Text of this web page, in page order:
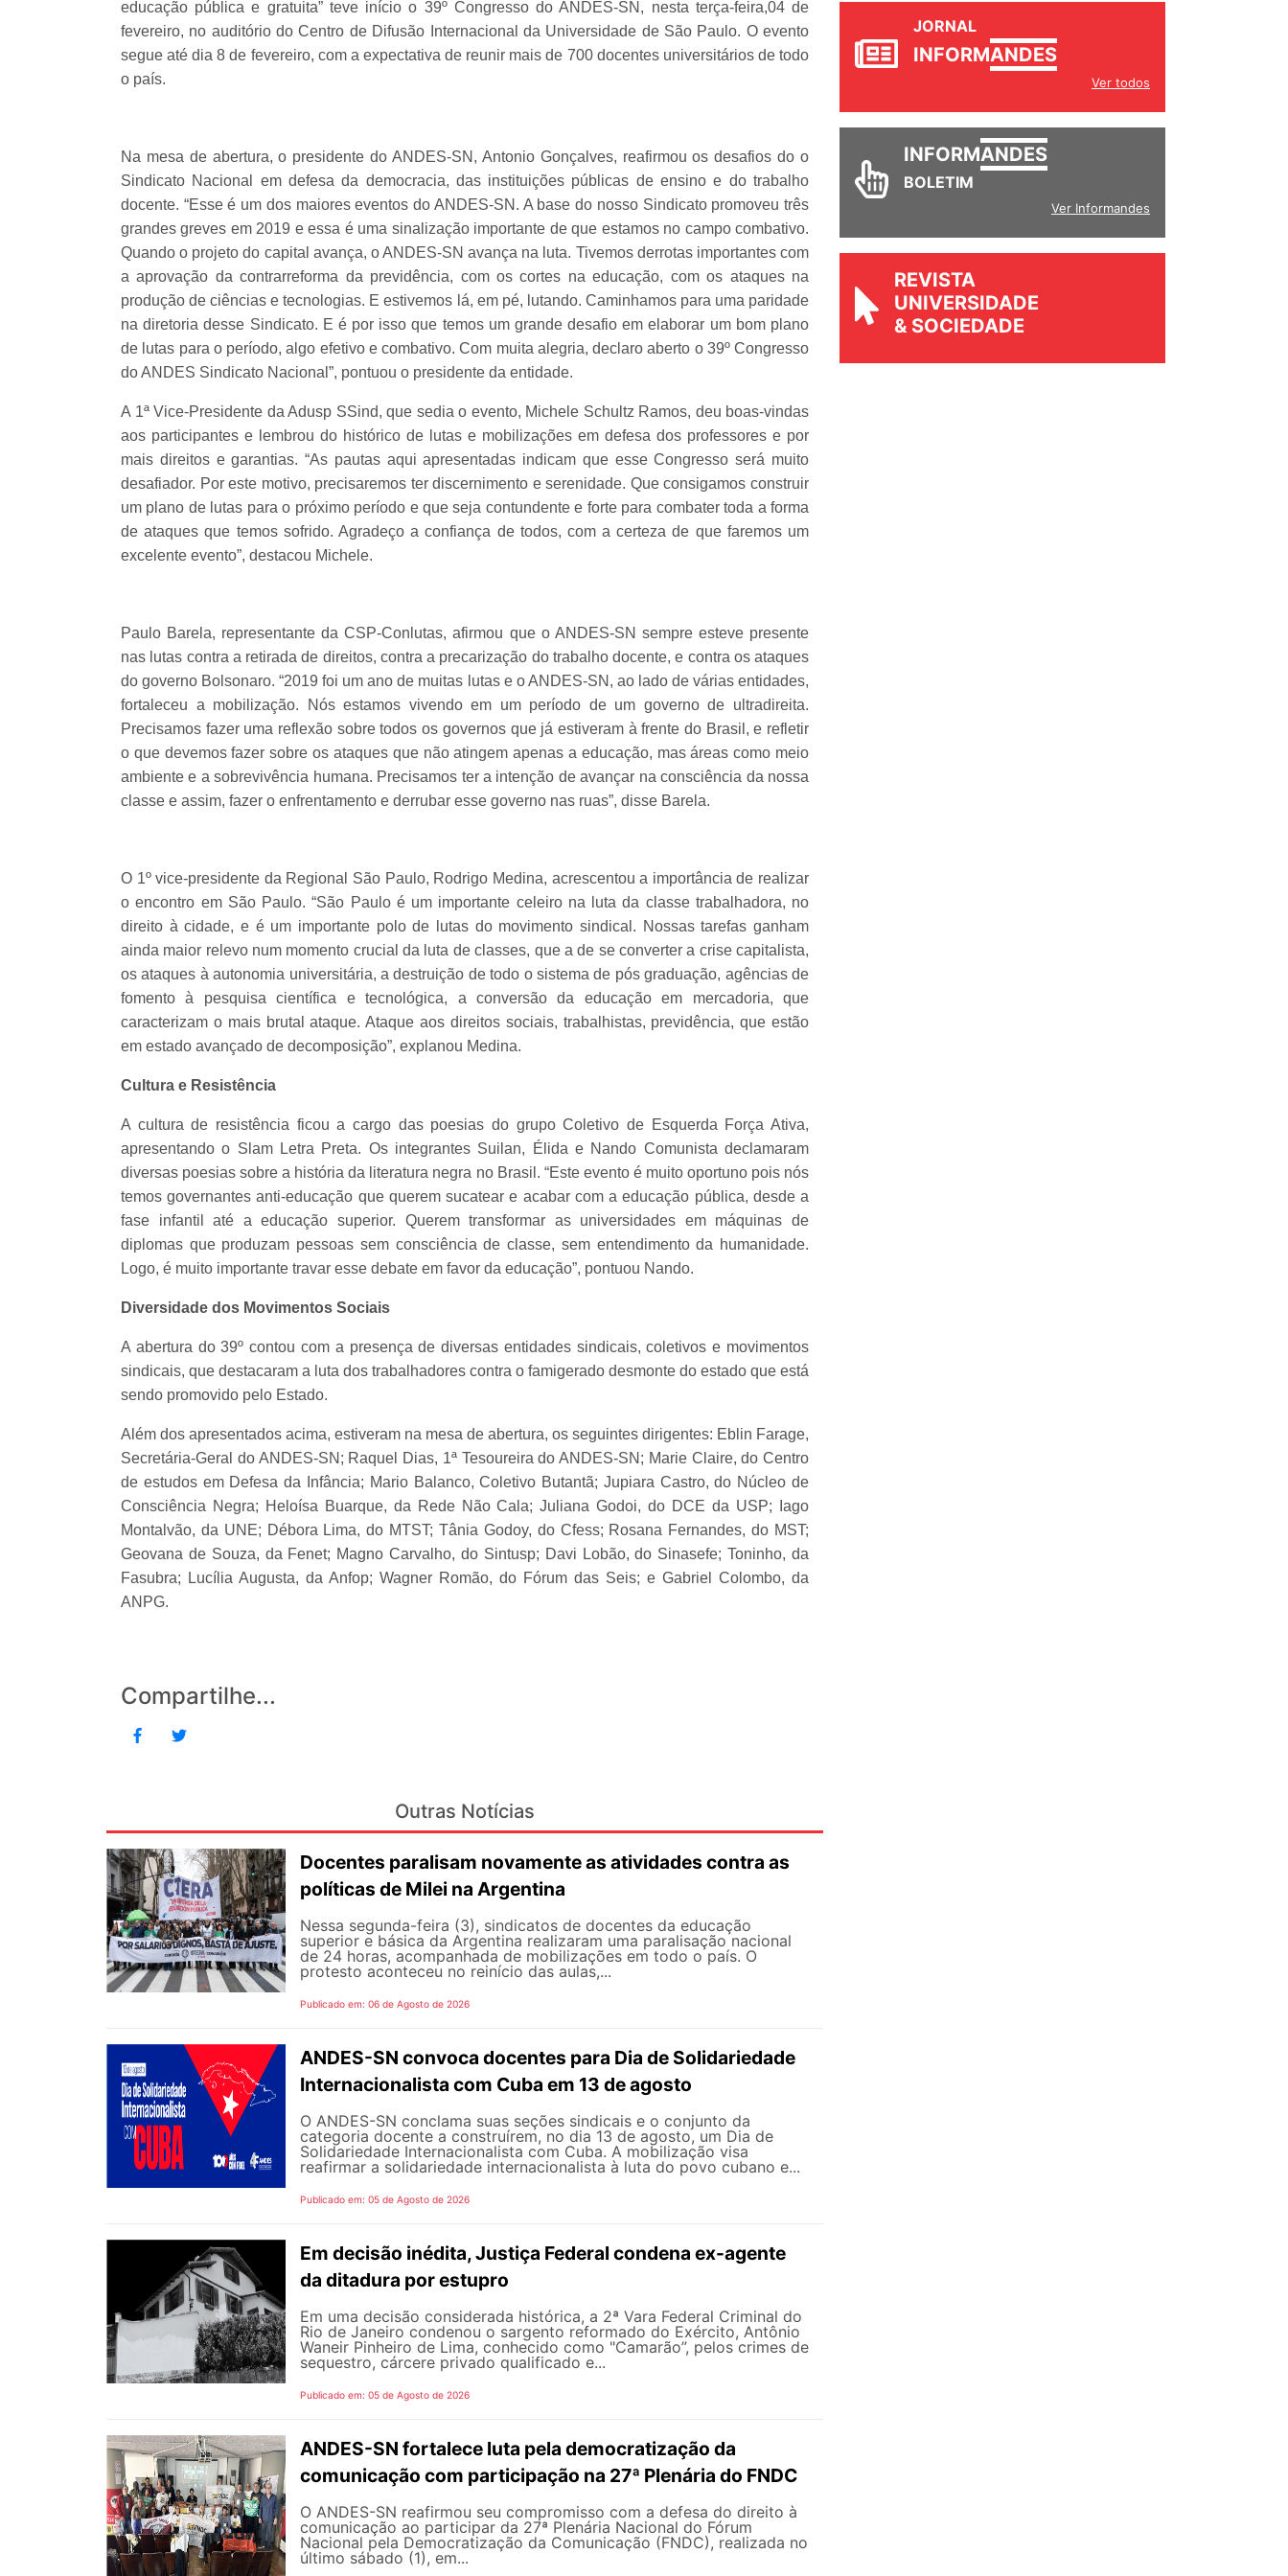
educação pública e gratuita” teve início o 39º Congresso do ANDES-SN, nesta terça-feira,04 de
fevereiro, no auditório do Centro de Difusão Internacional da Universidade de São Paulo. O evento
segue até dia 8 de fevereiro, com a expectativa de reunir mais de 700 docentes universitários de todo
o país.
Na mesa de abertura, o presidente do ANDES-SN, Antonio Gonçalves, reafirmou os desafios do o
Sindicato Nacional em defesa da democracia, das instituições públicas de ensino e do trabalho
docente. “Esse é um dos maiores eventos do ANDES-SN. A base do nosso Sindicato promoveu três
grandes greves em 2019 e essa é uma sinalização importante de que estamos no campo combativo.
Quando o projeto do capital avança, o ANDES-SN avança na luta. Tivemos derrotas importantes com
a aprovação da contrarreforma da previdência, com os cortes na educação, com os ataques na
produção de ciências e tecnologias. E estivemos lá, em pé, lutando. Caminhamos para uma paridade
na diretoria desse Sindicato. E é por isso que temos um grande desafio em elaborar um bom plano
de lutas para o período, algo efetivo e combativo. Com muita alegria, declaro aberto o 39º Congresso
do ANDES Sindicato Nacional”, pontuou o presidente da entidade.
A 1ª Vice-Presidente da Adusp SSind, que sedia o evento, Michele Schultz Ramos, deu boas-vindas
aos participantes e lembrou do histórico de lutas e mobilizações em defesa dos professores e por
mais direitos e garantias. “As pautas aqui apresentadas indicam que esse Congresso será muito
desafiador. Por este motivo, precisaremos ter discernimento e serenidade. Que consigamos construir
um plano de lutas para o próximo período e que seja contundente e forte para combater toda a forma
de ataques que temos sofrido. Agradeço a confiança de todos, com a certeza de que faremos um
excelente evento”, destacou Michele.
Paulo Barela, representante da CSP-Conlutas, afirmou que o ANDES-SN sempre esteve presente
nas lutas contra a retirada de direitos, contra a precarização do trabalho docente, e contra os ataques
do governo Bolsonaro. “2019 foi um ano de muitas lutas e o ANDES-SN, ao lado de várias entidades,
fortaleceu a mobilização. Nós estamos vivendo em um período de um governo de ultradireita.
Precisamos fazer uma reflexão sobre todos os governos que já estiveram à frente do Brasil, e refletir
o que devemos fazer sobre os ataques que não atingem apenas a educação, mas áreas como meio
ambiente e a sobrevivência humana. Precisamos ter a intenção de avançar na consciência da nossa
classe e assim, fazer o enfrentamento e derrubar esse governo nas ruas”, disse Barela.
O 1º vice-presidente da Regional São Paulo, Rodrigo Medina, acrescentou a importância de realizar
o encontro em São Paulo. “São Paulo é um importante celeiro na luta da classe trabalhadora, no
direito à cidade, e é um importante polo de lutas do movimento sindical. Nossas tarefas ganham
ainda maior relevo num momento crucial da luta de classes, que a de se converter a crise capitalista,
os ataques à autonomia universitária, a destruição de todo o sistema de pós graduação, agências de
fomento à pesquisa científica e tecnológica, a conversão da educação em mercadoria, que
caracterizam o mais brutal ataque. Ataque aos direitos sociais, trabalhistas, previdência, que estão
em estado avançado de decomposição”, explanou Medina.
Cultura e Resistência
A cultura de resistência ficou a cargo das poesias do grupo Coletivo de Esquerda Força Ativa,
apresentando o Slam Letra Preta. Os integrantes Suilan, Élida e Nando Comunista declamaram
diversas poesias sobre a história da literatura negra no Brasil. “Este evento é muito oportuno pois nós
temos governantes anti-educação que querem sucatear e acabar com a educação pública, desde a
fase infantil até a educação superior. Querem transformar as universidades em máquinas de
diplomas que produzam pessoas sem consciência de classe, sem entendimento da humanidade.
Logo, é muito importante travar esse debate em favor da educação”, pontuou Nando.
Diversidade dos Movimentos Sociais
A abertura do 39º contou com a presença de diversas entidades sindicais, coletivos e movimentos
sindicais, que destacaram a luta dos trabalhadores contra o famigerado desmonte do estado que está
sendo promovido pelo Estado.
Além dos apresentados acima, estiveram na mesa de abertura, os seguintes dirigentes: Eblin Farage,
Secretária-Geral do ANDES-SN; Raquel Dias, 1ª Tesoureira do ANDES-SN; Marie Claire, do Centro
de estudos em Defesa da Infância; Mario Balanco, Coletivo Butantã; Jupiara Castro, do Núcleo de
Consciência Negra; Heloísa Buarque, da Rede Não Cala; Juliana Godoi, do DCE da USP; Iago
Montalvão, da UNE; Débora Lima, do MTST; Tânia Godoy, do Cfess; Rosana Fernandes, do MST;
Geovana de Souza, da Fenet; Magno Carvalho, do Sintusp; Davi Lobão, do Sinasefe; Toninho, da
Fasubra; Lucília Augusta, da Anfop; Wagner Romão, do Fórum das Seis; e Gabriel Colombo, da
ANPG.
Compartilhe...
Outras Notícias
Docentes paralisam novamente as atividades contra as
políticas de Milei na Argentina
Nessa segunda-feira (3), sindicatos de docentes da educação
superior e básica da Argentina realizaram uma paralisação nacional
de 24 horas, acompanhada de mobilizações em todo o país. O
protesto aconteceu no reinício das aulas,...
Publicado em: 06 de Agosto de 2026
ANDES-SN convoca docentes para Dia de Solidariedade
Internacionalista com Cuba em 13 de agosto
O ANDES-SN conclama suas seções sindicais e o conjunto da
categoria docente a construírem, no dia 13 de agosto, um Dia de
Solidariedade Internacionalista com Cuba. A mobilização visa
reafirmar a solidariedade internacionalista à luta do povo cubano e...
Publicado em: 05 de Agosto de 2026
Em decisão inédita, Justiça Federal condena ex-agente
da ditadura por estupro
Em uma decisão considerada histórica, a 2ª Vara Federal Criminal do
Rio de Janeiro condenou o sargento reformado do Exército, Antônio
Waneir Pinheiro de Lima, conhecido como "Camarão”, pelos crimes de
sequestro, cárcere privado qualificado e...
Publicado em: 05 de Agosto de 2026
ANDES-SN fortalece luta pela democratização da
comunicação com participação na 27ª Plenária do FNDC
O ANDES-SN reafirmou seu compromisso com a defesa do direito à
comunicação ao participar da 27ª Plenária Nacional do Fórum
Nacional pela Democratização da Comunicação (FNDC), realizada no
último sábado (1), em...
JORNAL
Ver todos
INFORM
Ver Informandes
REVISTA
UNIVERSIDADE